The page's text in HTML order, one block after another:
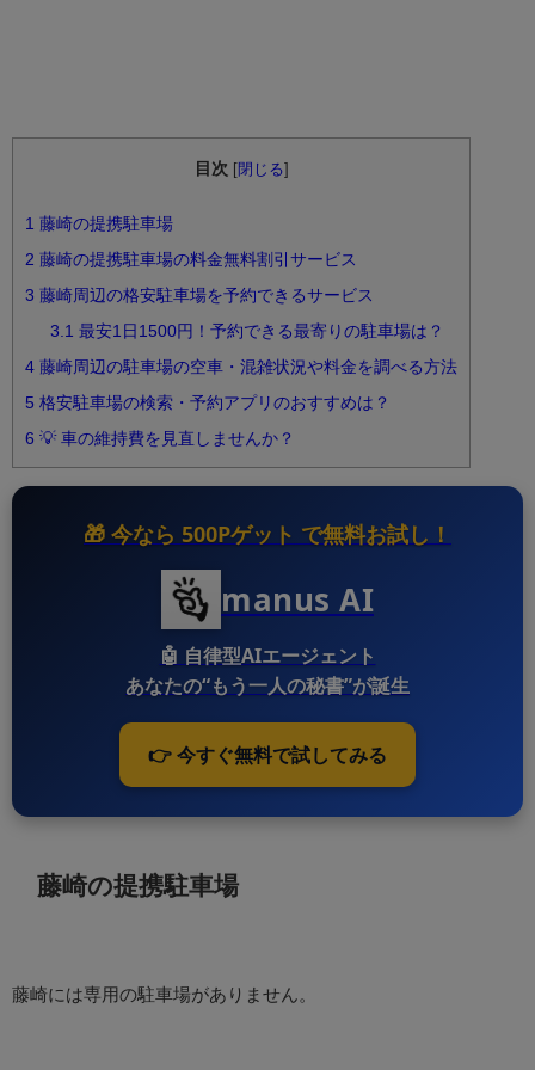
目次 閉じる
1 藤崎の提携駐車場
2 藤崎の提携駐車場の料金無料割引サービス
3 藤崎周辺の格安駐車場を予約できるサービス
3.1 最安1日1500円！予約できる最寄りの駐車場は？
4 藤崎周辺の駐車場の空車・混雑状況や料金を調べる方法
5 格安駐車場の検索・予約アプリのおすすめは？
6 💡 車の維持費を見直しませんか？
🎁 今なら 500Pゲット で無料お試し！
manus AI
🤖 自律型AIエージェント
あなたの“もう一人の秘書”が誕生
👉 今すぐ無料で試してみる
藤崎の提携駐車場
藤崎には専用の駐車場がありません。